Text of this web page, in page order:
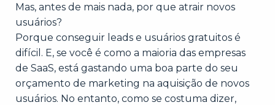
Mas, antes de mais nada, por que atrair novos
usuários?
Porque conseguir leads e usuários gratuitos é
difícil. E, se você é como a maioria das empresas
de SaaS, está gastando uma boa parte do seu
orçamento de marketing na aquisição de novos
usuários. No entanto, como se costuma dizer,